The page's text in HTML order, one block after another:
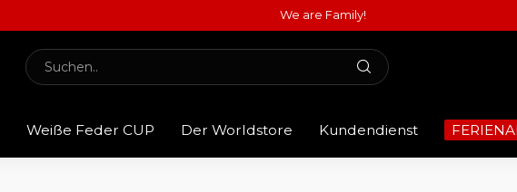
We are Family!
Weiße Feder CUP Der Worldstore Kundendienst